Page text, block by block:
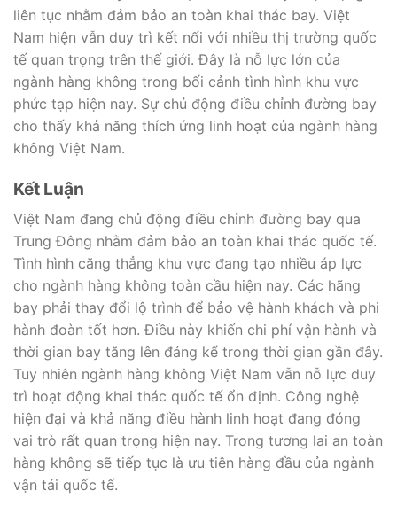
liên tục nhằm đảm bảo an toàn khai thác bay. Việt
Nam hiện vẫn duy trì kết nối với nhiều thị trường quốc
tế quan trọng trên thế giới. Đây là nỗ lực lớn của
ngành hàng không trong bối cảnh tình hình khu vực
phức tạp hiện nay. Sự chủ động điều chỉnh đường bay
cho thấy khả năng thích ứng linh hoạt của ngành hàng
không Việt Nam.
Kết Luận
Việt Nam đang chủ động điều chỉnh đường bay qua
Trung Đông nhằm đảm bảo an toàn khai thác quốc tế.
Tình hình căng thẳng khu vực đang tạo nhiều áp lực
cho ngành hàng không toàn cầu hiện nay. Các hãng
bay phải thay đổi lộ trình để bảo vệ hành khách và phi
hành đoàn tốt hơn. Điều này khiến chi phí vận hành và
thời gian bay tăng lên đáng kể trong thời gian gần đây.
Tuy nhiên ngành hàng không Việt Nam vẫn nỗ lực duy
trì hoạt động khai thác quốc tế ổn định. Công nghệ
hiện đại và khả năng điều hành linh hoạt đang đóng
vai trò rất quan trọng hiện nay. Trong tương lai an toàn
hàng không sẽ tiếp tục là ưu tiên hàng đầu của ngành
vận tải quốc tế.